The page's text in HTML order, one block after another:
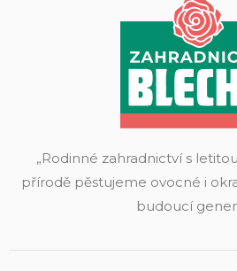
„Rodinné zahradnictví s
přírodě pěstujeme ovocné i
budoucí